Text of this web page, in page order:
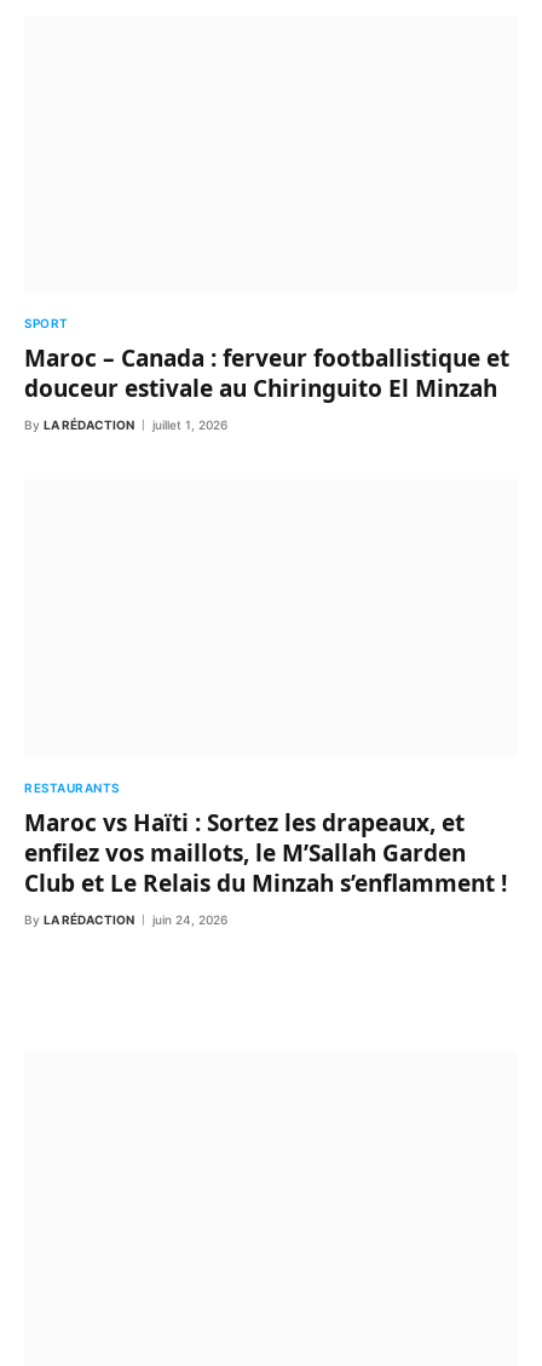
SPORT
Maroc – Canada : ferveur footballistique et
douceur estivale au Chiringuito El Minzah
By LA RÉDACTION juillet 1, 2026
RESTAURANTS
Maroc vs Haïti : Sortez les drapeaux, et
enfilez vos maillots, le M’Sallah Garden
Club et Le Relais du Minzah s’enflamment !
By LA RÉDACTION juin 24, 2026